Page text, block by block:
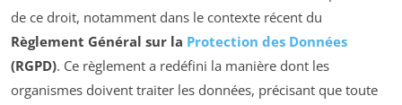
de ce droit, notamment dans le contexte récent du
Règlement Général sur la Protection des Données
(RGPD). Ce règlement a redéfini la manière dont les
organismes doivent traiter les données, précisant que toute